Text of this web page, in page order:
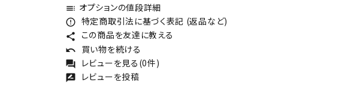
toc オプションの値段詳細
error_outline 特定商取引法に基づく表記 (返品など)
share この商品を友達に教える
undo 買い物を続ける
forum レビューを見る(0件)
rate_review レビューを投稿